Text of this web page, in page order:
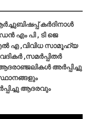
കർദിനാൾ
എം പി , ടി ജെ
എ ,വിവിധ സാമൂഹ്യ
,സമർപ്പിതർ
അർപ്പിച്ചു
ആദരവും